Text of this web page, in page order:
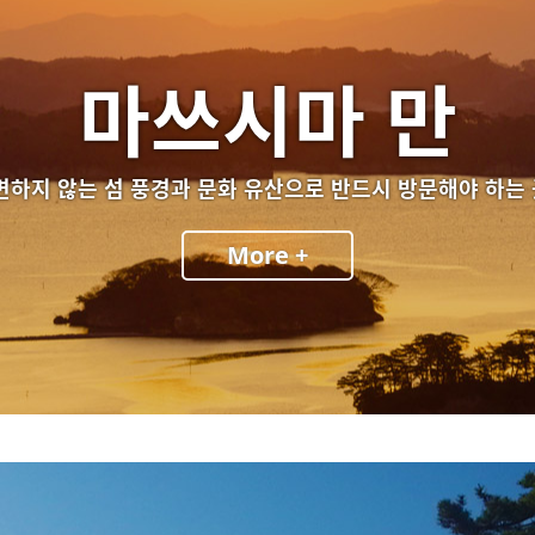
마쓰시마 만
하지 않는 섬 풍경과 문화 유산으로 반드시 방문해야 하는
More +